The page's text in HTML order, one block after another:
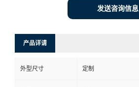
发送咨询信息
产品详请
外型尺寸 定制